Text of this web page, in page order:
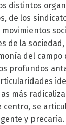
distintos
de los
de la sociedad,
del campo
profundos
más
centro, se
y precaria.